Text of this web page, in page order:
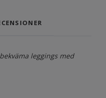
leggings med